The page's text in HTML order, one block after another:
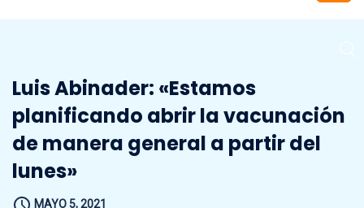
planificando abrir la vacunación
de manera general a partir del
lunes»